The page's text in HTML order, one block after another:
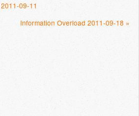
09-11
Information Overload 2011-09-18 »